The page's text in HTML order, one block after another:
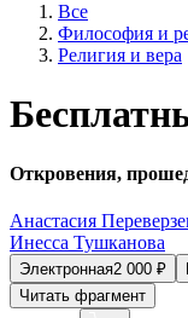
Все
Философия и
Религия и вера
Откровения,
Анастасия
Инесса Тушканова
Электронная2 000 ₽
Читать фрагмент